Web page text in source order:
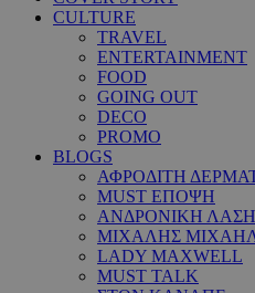
CULTURE
TRAVEL
ENTERTAINMENT
FOOD
GOING OUT
DECO
PROMO
BLOGS
ΑΦΡΟΔΙΤΗ
MUST ΕΠΟΨΗ
ΑΝΔΡΟΝΙΚΗ
ΜΙΧΑΛΗΣ
LADY MAXWELL
MUST TALK